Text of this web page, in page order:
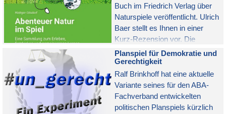
in Kroatien).
Buch im Friedrich Verlag über
Naturspiele veröffentlicht. Ulrich
Baer stellt es Ihnen in einer
Kurz-Rezension vor. Die
Langfassung der Buchkritik
erscheint in Heft 1/24 der
Zeitschrift "gruppe & spiel".
Planspiel für Demokratie und
Gerechtigkeit
Ralf Brinkhoff hat eine aktuelle
Variante seines für den ABA-
Fachverband entwickelten
politischen Planspiels kürzlich